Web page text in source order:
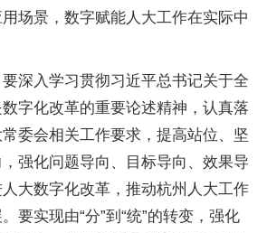
场景，数字赋能人大工作在实际中
深入学习贯彻习近平总书记关于全
字化改革的重要论述精神，认真落
委会相关工作要求，提高站位、坚
强化问题导向、目标导向、效果导
大数字化改革，推动杭州人大工作
要实现由“分”到“统”的转变，强化